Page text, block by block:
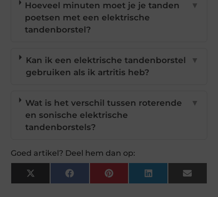
Hoeveel minuten moet je je tanden
poetsen met een elektrische
tandenborstel?
▼
Kan ik een elektrische tandenborstel
gebruiken als ik artritis heb?
▼
Wat is het verschil tussen roterende
en sonische elektrische
tandenborstels?
▼
Goed artikel? Deel hem dan op:
X
(Twitter)
FacebookPinterestLinkedInEmail